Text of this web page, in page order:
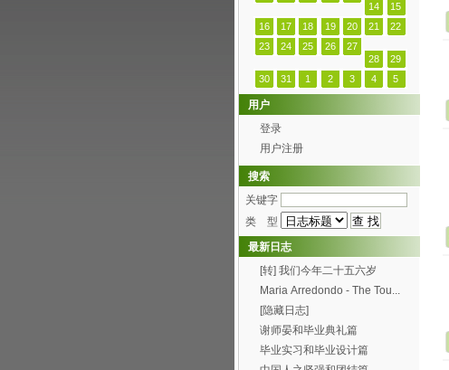
14
15
16
17 18 19 20 21
22
23
24 25 26
27
28
29
30
31 1 2 3 4 5
用户
登录
用户注册
搜索
关键字
类 型
最新日志
[转] 我们今年二十五六岁
Maria Arredondo - The Tou...
[隐藏日志]
谢师晏和毕业典礼篇
毕业实习和毕业设计篇